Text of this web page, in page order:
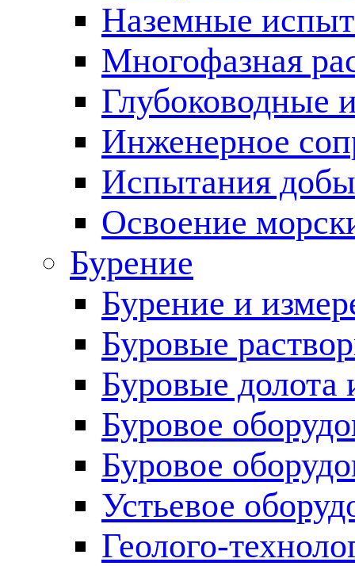
Наземные
Многофазная
Глубоководные
Инженерное
Испытания
Освоение
Бурение
Бурение и
Буровые
Буровые долота
Буровое
Буровое
Устьевое
Геолого-